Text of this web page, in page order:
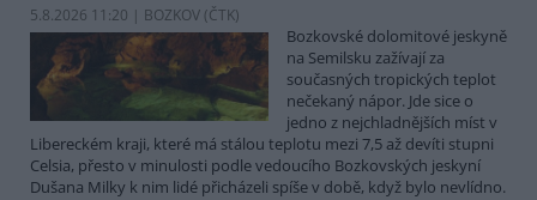
5.8.2026 11:20 | BOZKOV (ČTK)
Bozkovské dolomitové jeskyně
na Semilsku zažívají za
současných tropických teplot
nečekaný nápor. Jde sice o
jedno z nejchladnějších míst v
Libereckém kraji, které má stálou teplotu mezi 7,5 až devíti stupni
Celsia, přesto v minulosti podle vedoucího Bozkovských jeskyní
Dušana Milky k nim lidé přicházeli spíše v době, když bylo nevlídno.